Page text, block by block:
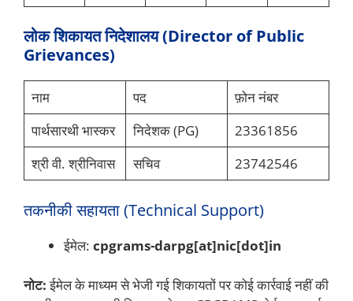
लोक शिकायत निदेशालय (Director of Public
Grievances)
नाम पद
फ़ोन नंबर
पार्थसारथी भास्कर
निदेशक (PG)
23361856
श्री वी. श्रीनिवास
सचिव 23742546
तकनीकी सहायता (Technical Support)
ईमेल: cpgrams-darpg[at]nic[dot]in
नोट:ईमेल के माध्यम से भेजी गई शिकायतों पर कोई कार्रवाई नहीं की